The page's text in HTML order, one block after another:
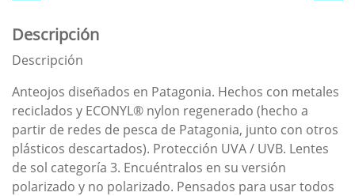
Descripción
Descripción
Anteojos diseñados en Patagonia. Hechos con metales
reciclados y ECONYL® nylon regenerado (hecho a
partir de redes de pesca de Patagonia, junto con otros
plásticos descartados). Protección UVA / UVB. Lentes
de sol categoría 3. Encuéntralos en su versión
polarizado y no polarizado. Pensados para usar todos